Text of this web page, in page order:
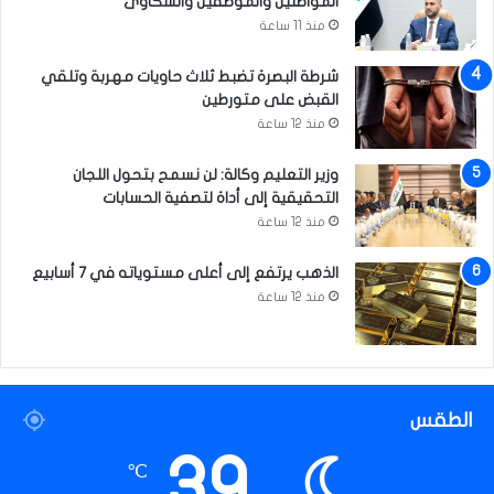
منذ 11 ساعة
شرطة البصرة تضبط ثلاث حاويات مهربة وتلقي
القبض على متورطين
منذ 12 ساعة
وزير التعليم وكالة: لن نسمح بتحول اللجان
التحقيقية إلى أداة لتصفية الحسابات
منذ 12 ساعة
الذهب يرتفع إلى أعلى مستوياته في 7 أسابيع
منذ 12 ساعة
الطقس
℃